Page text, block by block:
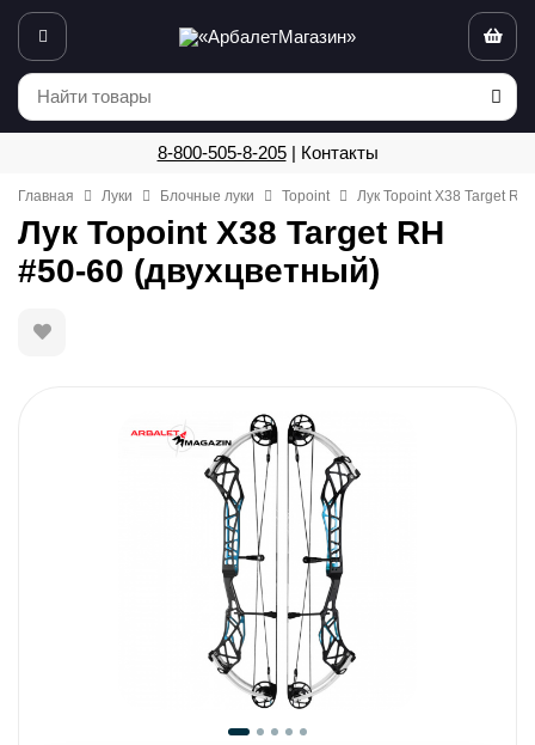
8-800-505-8-205| Контакты
Главная Луки Блочные луки Topoint Лук Topoint X38 Target
Лук Topoint X38 Target RH
#50-60 (двухцветный)